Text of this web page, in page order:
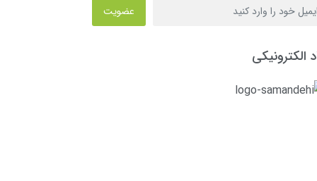
عضویت
الکترونیکی